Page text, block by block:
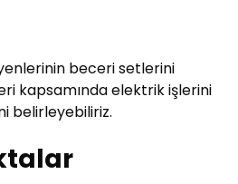
beceri setlerini
kapsamında elektrik işlerini
belirleyebiliriz.